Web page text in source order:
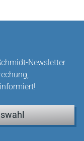
Newsletter